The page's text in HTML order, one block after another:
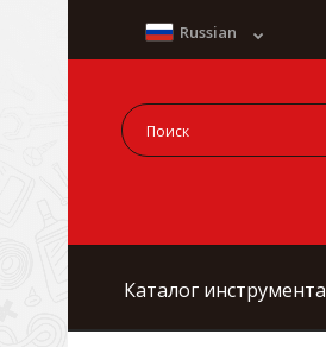
Russian
Каталог инструмента